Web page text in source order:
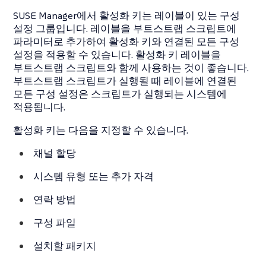
SUSE Manager에서 활성화 키는 레이블이 있는 구성
설정 그룹입니다. 레이블을 부트스트랩 스크립트에
파라미터로 추가하여 활성화 키와 연결된 모든 구성
설정을 적용할 수 있습니다. 활성화 키 레이블을
부트스트랩 스크립트와 함께 사용하는 것이 좋습니다.
부트스트랩 스크립트가 실행될 때 레이블에 연결된
모든 구성 설정은 스크립트가 실행되는 시스템에
적용됩니다.
활성화 키는 다음을 지정할 수 있습니다.
채널 할당
시스템 유형 또는 추가 자격
연락 방법
구성 파일
설치할 패키지